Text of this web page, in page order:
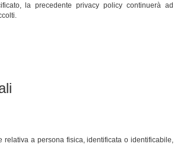
la precedente privacy policy continuerà ad
a persona fisica, identificata o identificabile,